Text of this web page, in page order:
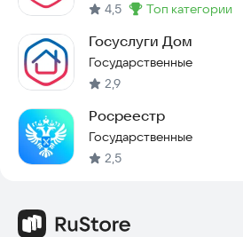
4,5
Метка:
топ категории
Госуслуги Дом
Государственные
2,9
Росреестр
Государственные
2,5